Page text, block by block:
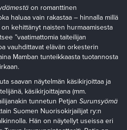
on romanttinen
haluaa vain rakastaa – hinnalla millä
kehittänyt naisten hurmaamisesta
”vaatimattomia taiteilijan
vauhdittavat elävän orkesterin
Mamban tunteikkaasta tuotannosta
saavan näytelmän käsikirjoittaa ja
käsikirjoittajana (mm.
tunnetun Petjan Surunsyömä
Suomen Nuorisokirjailijat ry:n
Hän on näytellyt useissa eri